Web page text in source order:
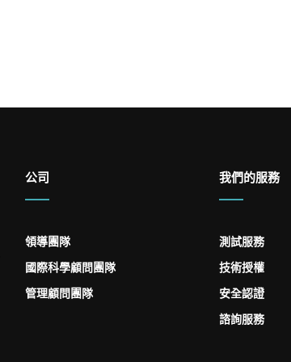
公司
領導團隊
國際科學顧問團隊
管理顧問團隊
我們的服務
測試服務
技術授權
安全認證
諮詢服務